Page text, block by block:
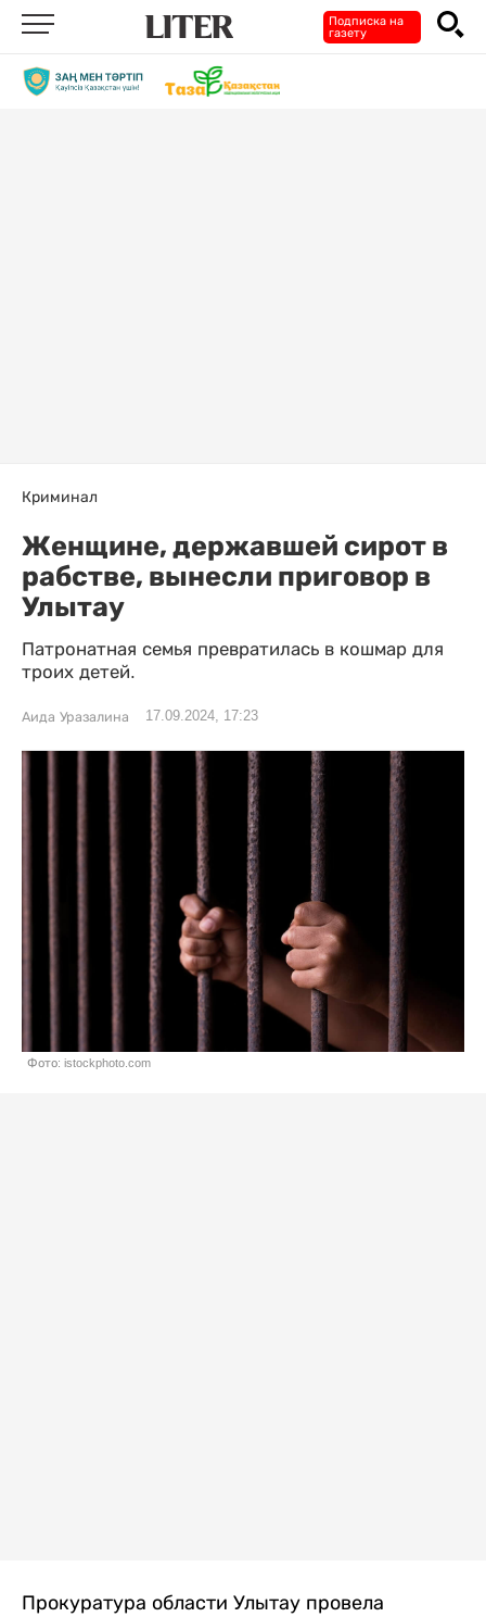
Подписка на
газету
Криминал
Женщине, державшей сирот в
рабстве, вынесли приговор в
Улытау
Патронатная семья превратилась в кошмар для
троих детей.
Аида Уразалина 17.09.2024, 17:23
Фото: istockphoto.com
Прокуратура области Улытау провела